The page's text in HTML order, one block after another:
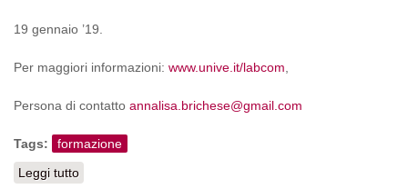
19 gennaio ’19.
Per maggiori informazioni: www.unive.it/labcom
Persona di contatto annalisa.brichese@gmail.com
Tags:
formazione
Leggi tutto